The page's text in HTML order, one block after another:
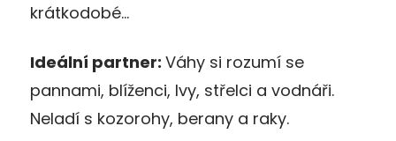
krátkodobé…
Ideální partner: Váhy si rozumí se
pannami, blíženci, lvy, střelci a vodnáři.
Neladí s kozorohy, berany a raky.